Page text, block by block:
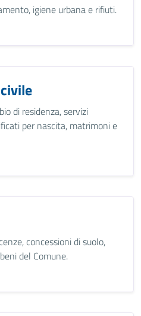
igiene urbana e rifiuti.
di residenza, servizi
per nascita, matrimoni e
concessioni di suolo,
del Comune.